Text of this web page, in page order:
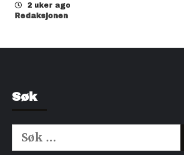
2 uker ago
Redaksjonen
Søk
Søk
etter: